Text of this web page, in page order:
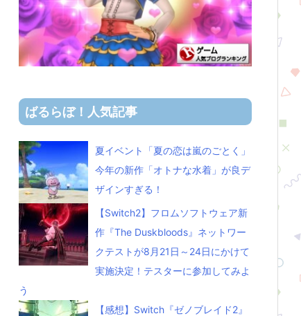
ばるらぼ！人気記事
夏イベント「夏の恋は嵐のごとく」
今年の新作「オトナな水着」が良デ
ザインすぎる！
【Switch2】フロムソフトウェア新
作『The Duskbloods』ネットワー
クテストが8月21日～24日にかけて
実施決定！テスターに参加してみよ
う
【感想】Switch『ゼノブレイド2』